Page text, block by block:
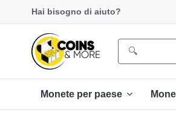
Hai bisogno di aiuto?
Monete per paese